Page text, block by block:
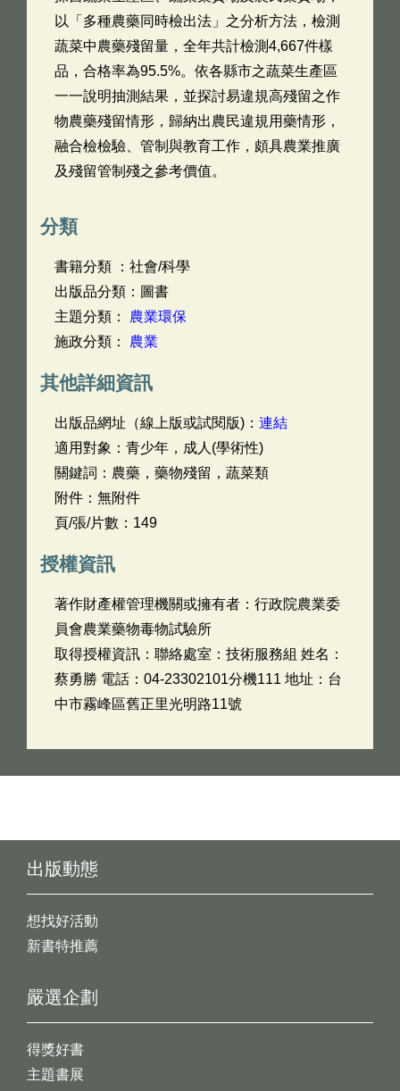
以「多種農藥同時檢出法」之分析方法，檢測
蔬菜中農藥殘留量，全年共計檢測4,667件樣
品，合格率為95.5%。依各縣市之蔬菜生產區
一一說明抽測結果，並探討易違規高殘留之作
物農藥殘留情形，歸納出農民違規用藥情形，
融合檢檢驗、管制與教育工作，頗具農業推廣
及殘留管制殘之參考價值。
分類
書籍分類 ：社會/科學
出版品分類：圖書
主題分類： 農業環保
施政分類： 農業
其他詳細資訊
出版品網址（線上版或試閱版)： 連結
適用對象：青少年，成人(學術性)
關鍵詞：農藥，藥物殘留，蔬菜類
附件：無附件
頁/張/片數：149
授權資訊
著作財產權管理機關或擁有者：行政院農業委
員會農業藥物毒物試驗所
取得授權資訊：聯絡處室：技術服務組 姓名：
蔡勇勝 電話：04-23302101分機111 地址：台
中市霧峰區舊正里光明路11號
出版動態
想找好活動
新書特推薦
嚴選企劃
得獎好書
主題書展